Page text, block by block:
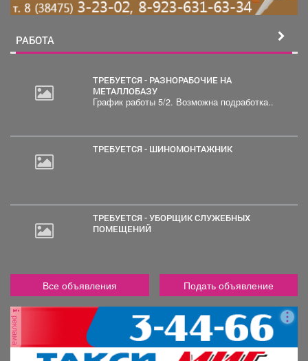
РАБОТА
ТРЕБУЕТСЯ - РАЗНОРАБОЧИЕ НА
МЕТАЛЛОБАЗУ
График работы 5/2. Возможна подработка..
ТРЕБУЕТСЯ - ШИНОМОНТАЖНИК
ТРЕБУЕТСЯ - УБОРЩИК СЛУЖЕБНЫХ
ПОМЕЩЕНИЙ
Все объявления Подать объявление
реклама